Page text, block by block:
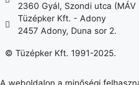
2360 Gyál, Szondi utca (MÁV
Tüzépker Kft. - Adony
2457 Adony, Duna sor 2.
© Tüzépker Kft. 1991-2025.